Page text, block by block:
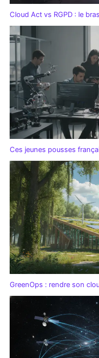
Cloud Act vs RGPD : le
Ces jeunes pousses
GreenOps : rendre son